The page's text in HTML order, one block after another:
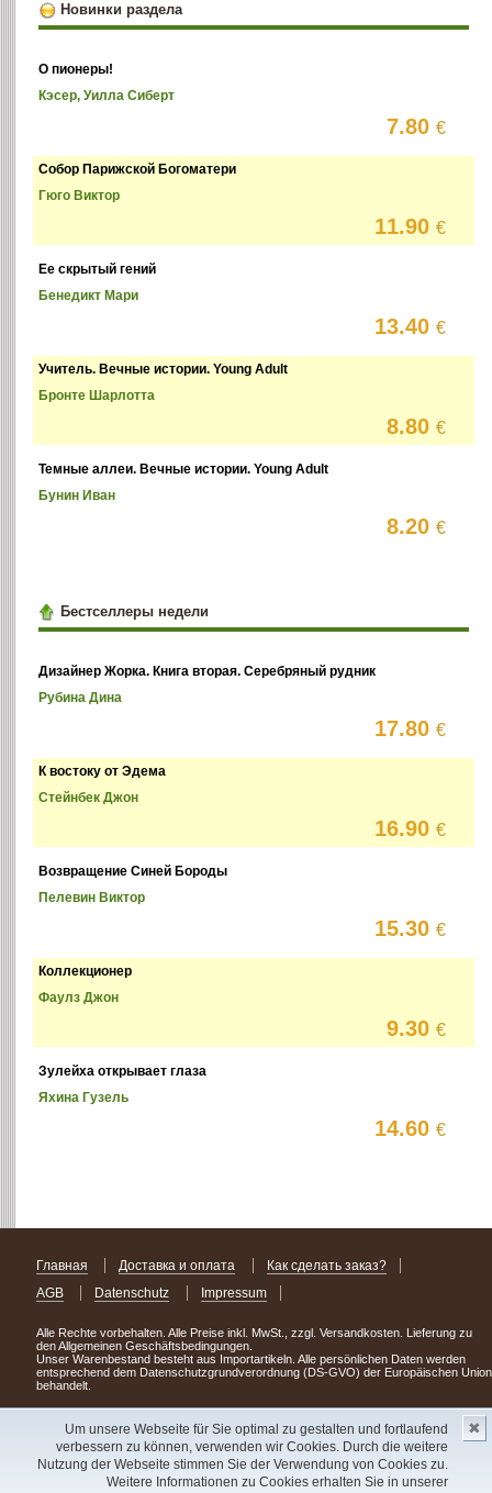
Um unsere Webseite für Sie optimal zu gestalten und fortlaufend
verbessern zu können, verwenden wir Cookies. Durch die weitere
Nutzung der Webseite stimmen Sie der Verwendung von Cookies zu.
Weitere Informationen zu Cookies erhalten Sie in unserer
✖
Новинки раздела
О пионеры!
Кэсер, Уилла Сиберт
7.80€
Собор Парижской Богоматери
Гюго Виктор
11.90€
Ее скрытый гений
Бенедикт Мари
13.40€
Учитель. Вечные истории. Young Adult
Бронте Шарлотта
8.80€
Темные аллеи. Вечные истории. Young Adult
Бунин Иван
8.20€
Бестселлеры недели
Дизайнер Жорка. Книга вторая. Серебряный рудник
Рубина Дина
17.80€
К востоку от Эдема
Стейнбек Джон
16.90€
Возвращение Синей Бороды
Пелевин Виктор
15.30€
Коллекционер
Фаулз Джон
9.30€
Зулейха открывает глаза
Яхина Гузель
14.60€
Главная Доставка и оплата
Как сделать заказ?
AGB
Datenschutz Impressum
Alle Rechte vorbehalten. Alle Preise inkl. MwSt., zzgl. Versandkosten. Lieferung zu
den Allgemeinen Geschäftsbedingungen.
Unser Warenbestand besteht aus Importartikeln. Alle persönlichen Daten werden
entsprechend dem Datenschutzgrundverordnung (DS-GVO) der Europäischen Union
behandelt.
Сделав заказ сегодня, уже через день или два Вы можете стать обладателем
НОВИНКИ из Германии! Удачного поиска!
Copyright 2003 - 2023 © Express-Kniga
V.A.Vorobiev